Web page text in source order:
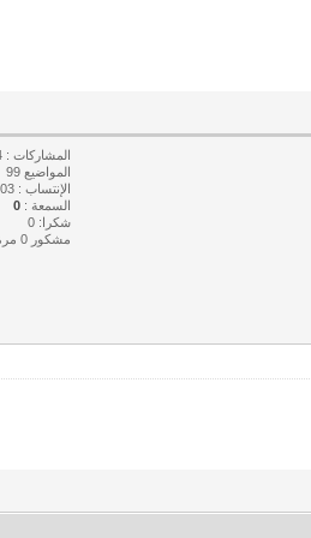
المشاركات : 214
المواضيع 99
الإنتساب : 03-05-2012
السمعة :0
شكرا: 0
مشكور 0 مرة في 0 موضوع